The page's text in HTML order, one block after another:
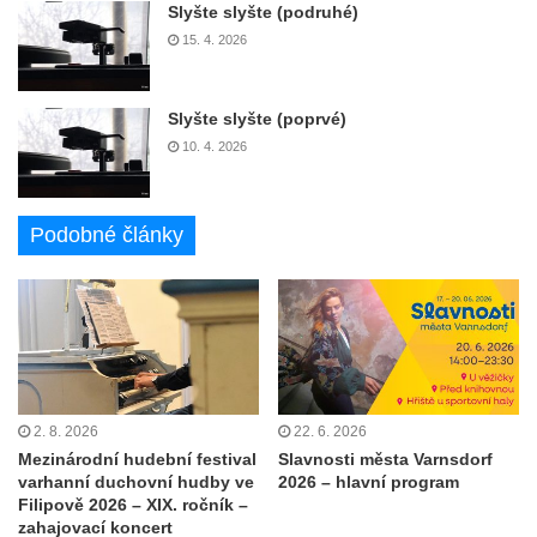
Slyšte slyšte (podruhé)
15. 4. 2026
Slyšte slyšte (poprvé)
10. 4. 2026
Podobné články
2. 8. 2026
Mezinárodní hudební festival
varhanní duchovní hudby ve
Filipově 2026 – XIX. ročník –
zahajovací koncert
22. 6. 2026
Slavnosti města Varnsdorf
2026 – hlavní program